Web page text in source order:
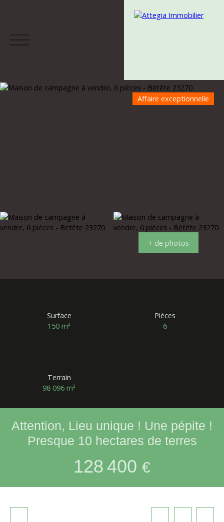
Affaire exceptionnelle
+ de photos
Surface
150m²
Pièces
6
Terrain
98 096m²
Attention, Lieu unique ! Une pépite !
Presque 10 hectares de terres
128 400 €